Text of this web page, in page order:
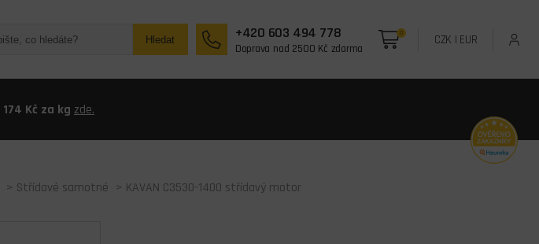
Hledat +420 603 494 778
Doprava nad 2500 Kč zdarma
0 CZK | EUR
174 Kč za kg zde.
> Střídavé samotné > KAVAN C3530-1400 střídavý motor